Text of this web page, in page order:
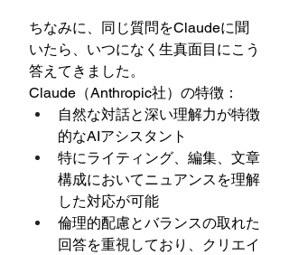
ちなみに、同じ質問をClaudeに聞
いたら、いつになく生真面目にこう
答えてきました。
Claude（Anthropic社）の特徴：
自然な対話と深い理解力が特徴
的なAIアシスタント
特にライティング、編集、文章
構成においてニュアンスを理解
した対応が可能
倫理的配慮とバランスの取れた
回答を重視しており、クリエイ